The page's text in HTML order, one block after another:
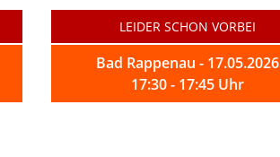
LEIDER SCHON VORBEI
Bad Rappenau - 17.05.2026
17:30 - 17:45 Uhr